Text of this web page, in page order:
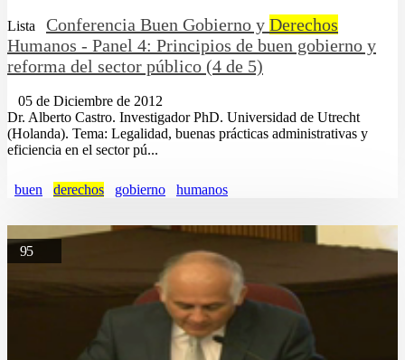
Lista Conferencia Buen Gobierno y Derechos
Humanos - Panel 4: Principios de buen gobierno y
reforma del sector público (4 de 5)
05 de Diciembre de 2012
Dr. Alberto Castro. Investigador PhD. Universidad de Utrecht
(Holanda). Tema: Legalidad, buenas prácticas administrativas y
eficiencia en el sector pú...
buen derechos gobierno humanos
95